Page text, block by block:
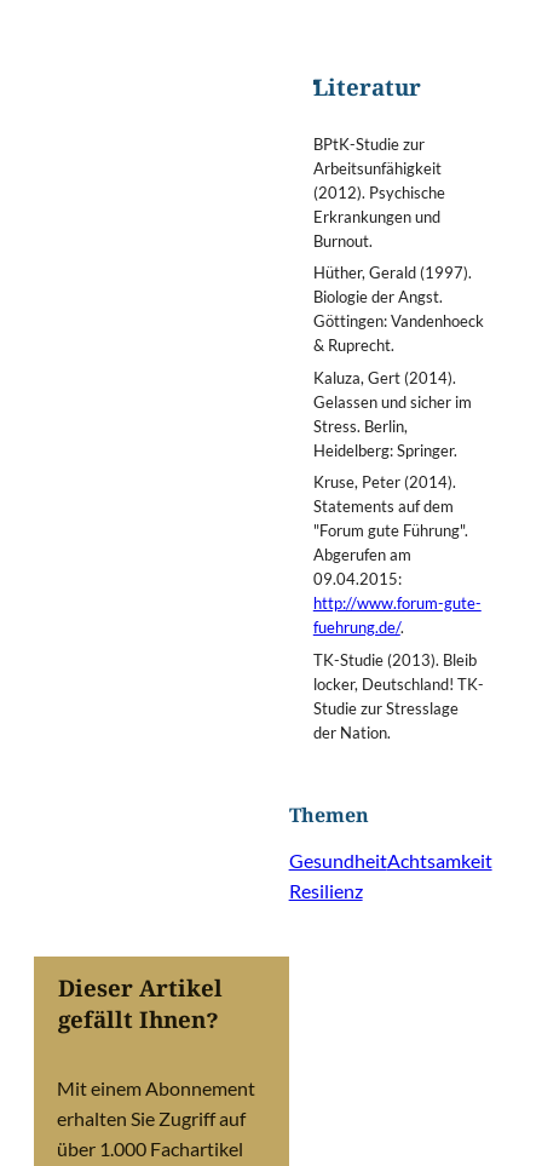
Literatur
BPtK-Studie zur
Arbeitsunfähigkeit
(2012). Psychische
Erkrankungen und
Burnout.
Hüther, Gerald (1997).
Biologie der Angst.
Göttingen: Vandenhoeck
& Ruprecht.
Kaluza, Gert (2014).
Gelassen und sicher im
Stress. Berlin,
Heidelberg: Springer.
Kruse, Peter (2014).
Statements auf dem
"Forum gute Führung".
Abgerufen am
09.04.2015:
http://www.forum-gute-
fuehrung.de/.
TK-Studie (2013). Bleib
locker, Deutschland! TK-
Studie zur Stresslage
der Nation.
Themen
GesundheitAchtsamkeit
Resilienz
Dieser Artikel
gefällt Ihnen?
Mit einem Abonnement
erhalten Sie Zugriff auf
über 1.000 Fachartikel